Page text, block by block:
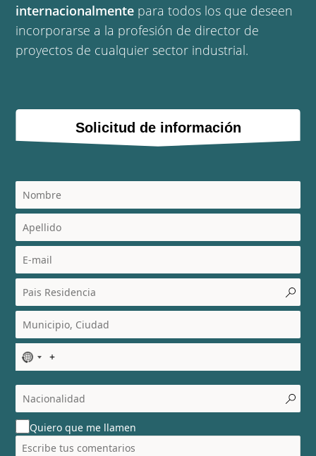
internacionalmente para todos los que deseen
incorporarse a la profesión de director de
proyectos de cualquier sector industrial.
Solicitud de información
N
o
c
o
u
n
t
Quiero que me llamen